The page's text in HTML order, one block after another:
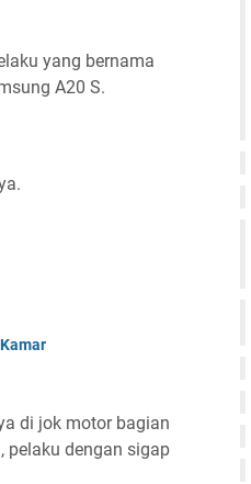
yang bernama
A20 S.
di jok motor bagian
pelaku dengan sigap